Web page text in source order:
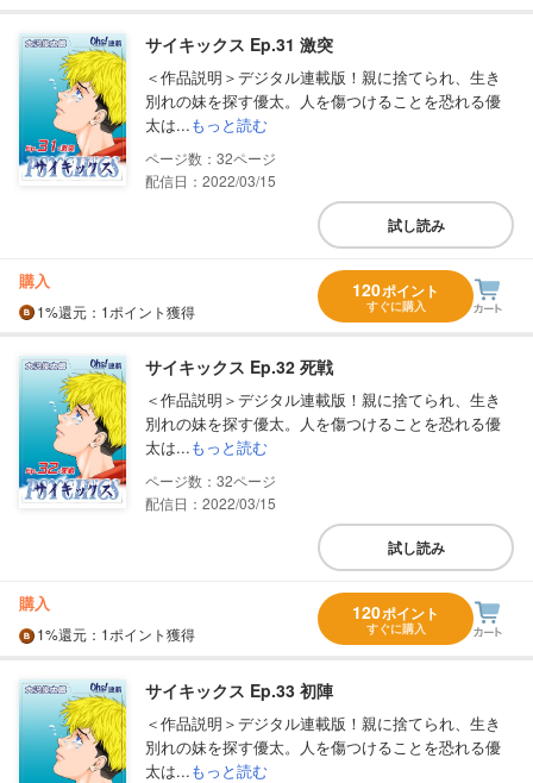
サイキックス Ep.31 激突
＜作品説明＞デジタル連載版！親に捨てられ、生き
別れの妹を探す優太。人を傷つけることを恐れる優
太は...もっと読む
32
配信日：2022/03/15
試し読み
購入
1%還元 ：1ポイント獲得
120ポイント
すぐに購入
サイキックス Ep.32 死戦
＜作品説明＞デジタル連載版！親に捨てられ、生き
別れの妹を探す優太。人を傷つけることを恐れる優
太は...もっと読む
32
配信日：2022/03/15
試し読み
購入
1%還元 ：1ポイント獲得
120ポイント
すぐに購入
サイキックス Ep.33 初陣
＜作品説明＞デジタル連載版！親に捨てられ、生き
別れの妹を探す優太。人を傷つけることを恐れる優
太は...もっと読む